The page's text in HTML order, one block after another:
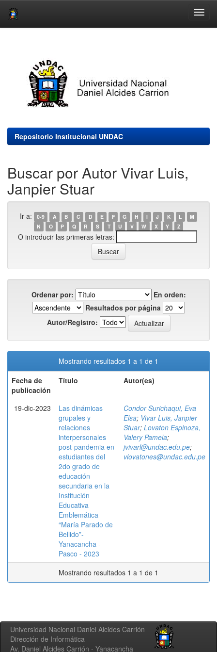
Repositorio Institucional UNDAC
Buscar por Autor Vivar Luis,
Janpier Stuar
Ir a: 0-9 A B C D E F G H I J K L
M
N
O P Q R S T U V W X Y Z
O introducir las primeras letras:
Ordenar por:
En orden:
Resultados por página
Autor/Registro:
Mostrando resultados 1 a 1 de 1
Fecha de
publicación
Título Autor(es)
19-dic-2023
Las dinámicas
grupales y
relaciones
interpersonales
post-pandemia en
estudiantes del
2do grado de
educación
secundaria en la
Institución
Educativa
Emblemática
“María Parado de
Bellido”-
Yanacancha -
Pasco - 2023
Condor Surichaqui, Eva
Elsa; Vivar Luis, Janpier
Stuar; Lovaton Espinoza,
Valery Pamela;
jvivarl@undac.edu.pe;
vlovatones@undac.edu.pe
Mostrando resultados 1 a 1 de 1
Universidad Nacional Daniel Alcides Carrión
Dirección de Informática
Av. Daniel Alcides Carrión - Yanacancha